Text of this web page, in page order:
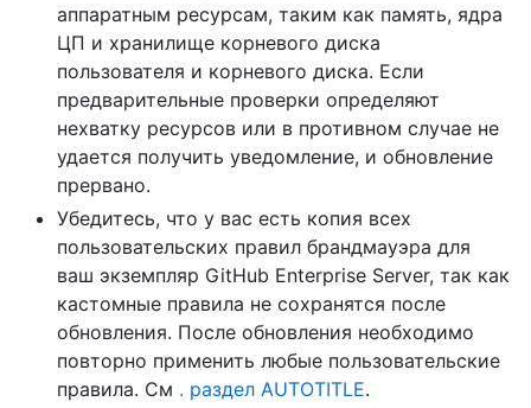
аппаратным ресурсам, таким как память, ядра
ЦП и хранилище корневого диска
пользователя и корневого диска. Если
предварительные проверки определяют
нехватку ресурсов или в противном случае не
удается получить уведомление, и обновление
прервано.
Убедитесь, что у вас есть копия всех
пользовательских правил брандмауэра для
ваш экземпляр GitHub Enterprise Server, так как
кастомные правила не сохранятся после
обновления. После обновления необходимо
повторно применить любые пользовательские
правила. См . раздел AUTOTITLE.